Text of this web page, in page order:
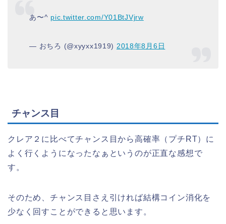
あ〜^ pic.twitter.com/Y01BtJVjrw
— おちろ (@xyyxx1919) 2018年8月6日
チャンス目
クレア２に比べてチャンス目から高確率（プチRT）に
よく行くようになったなぁというのが正直な感想で
す。
そのため、チャンス目さえ引ければ結構コイン消化を
少なく回すことができると思います。